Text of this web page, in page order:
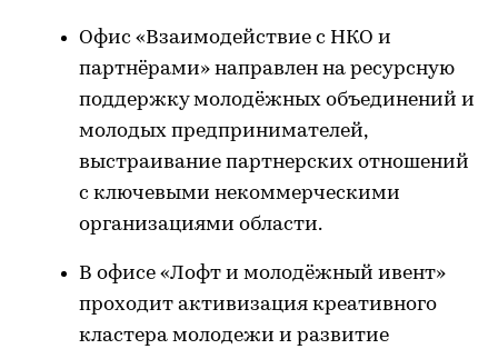
Офис «Взаимодействие с НКО и
партнёрами» направлен на ресурсную
поддержку молодёжных объединений и
молодых предпринимателей,
выстраивание партнерских отношений
с ключевыми некоммерческими
организациями области.
В офисе «Лофт и молодёжный ивент»
проходит активизация креативного
кластера молодежи и развитие